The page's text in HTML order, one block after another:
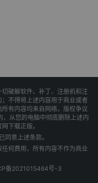
破解软件、补丁、注册机和注
不得将上述内容用于商业或者
有内容均来自网络，版权争议
从您的电脑中彻底删除上述内
下载正版。
同意上述条款。
何费用，所有内容不作为商业
备2021015464号-3